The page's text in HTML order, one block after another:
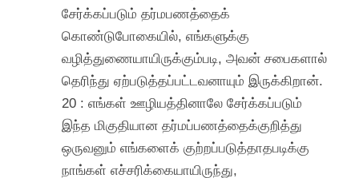
சேர்க்கப்படும் தர்மபணத்தைக்
கொண்டுபோகையில், எங்களுக்கு
வழித்துணையாயிருக்கும்படி, அவன் சபைகளால்
தெரிந்து ஏற்படுத்தப்பட்டவனாயும் இருக்கிறான்.
20 : எங்கள் ஊழியத்தினாலே சேர்க்கப்படும்
இந்த மிகுதியான தர்மப்பணத்தைக்குறித்து
ஒருவனும் எங்களைக் குற்றப்படுத்தாதபடிக்கு
நாங்கள் எச்சரிக்கையாயிருந்து,